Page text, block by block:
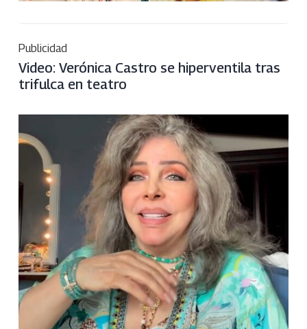
Publicidad
Video: Verónica Castro se hiperventila tras
trifulca en teatro